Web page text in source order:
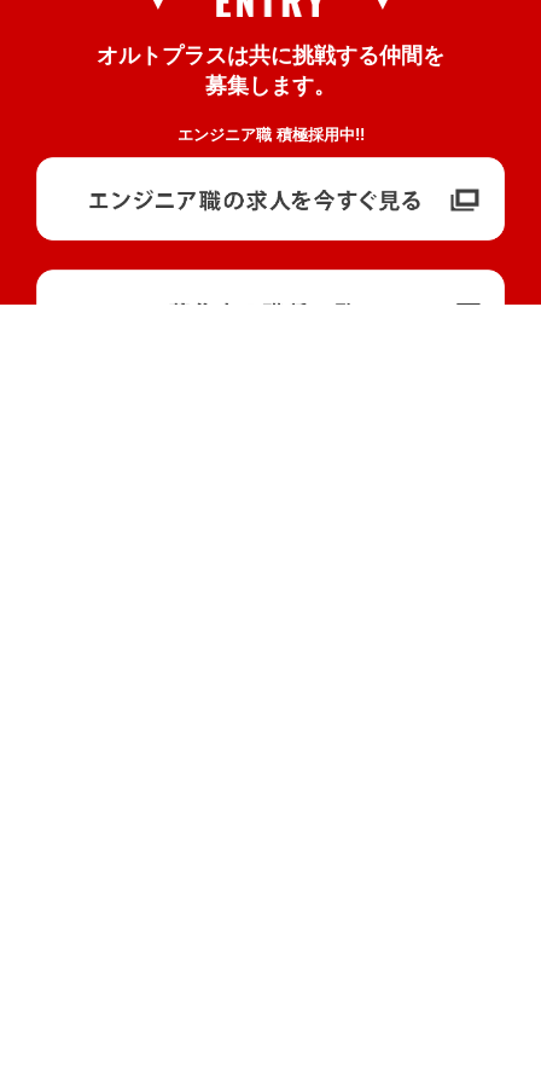
オルトプラスは共に挑戦する仲間を
募集します。
エンジニア職 積極採用中!!